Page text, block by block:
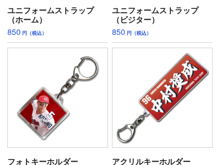
ユニフォームストラップ
（ホーム）
850 円（税込）
ユニフォームストラップ
（ビジター）
850 円（税込）
フォトキーホルダー
アクリルキーホルダー